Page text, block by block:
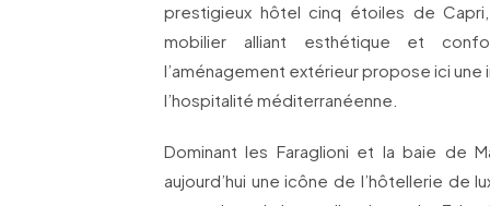
prestigieux hôtel cinq étoiles de
mobilier alliant esthétique et
l’aménagement extérieur propose ici
l’hospitalité méditerranéenne.
Dominant les Faraglioni et la baie de
aujourd’hui une icône de l’hôtellerie de